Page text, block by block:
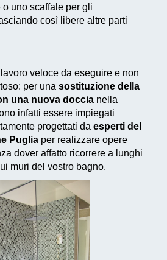
uno scaffale per gli
così libere altre parti
lavoro veloce da eseguire e non
: per una sostituzione della
una nuova doccia nella
infatti essere impiegati
progettati da esperti del
Puglia per realizzare opere
dover affatto ricorrere a lunghi
muri del vostro bagno.